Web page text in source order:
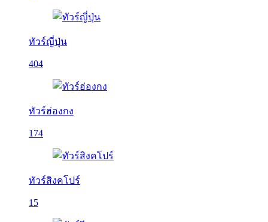
ทัวร์ญี่ปุ่น
404
ทัวร์ฮ่องกง
174
ทัวร์สิงคโปร์
15